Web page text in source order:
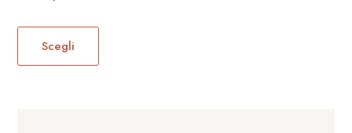
Scegli
Questo
ha